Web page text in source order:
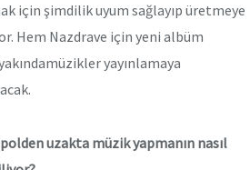
için şimdilik uyum sağlayıp üretmeye
Hem Nazdrave için yeni albüm
yayınlamaya
uzakta müzik yapmanın nasıl